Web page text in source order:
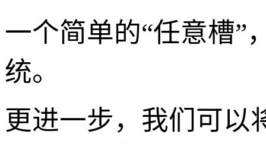
一个简单的“任意槽”
统。
更进一步，我们可以